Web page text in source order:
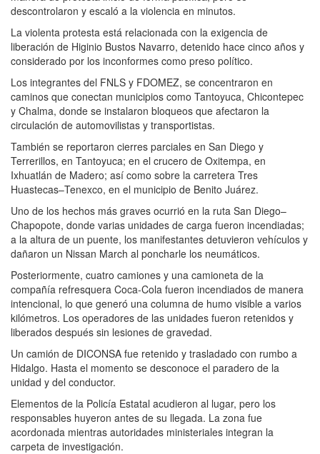
descontrolaron y escaló a la violencia en minutos.
La violenta protesta está relacionada con la exigencia de
liberación de Higinio Bustos Navarro, detenido hace cinco años y
considerado por los inconformes como preso político.
Los integrantes del FNLS y FDOMEZ, se concentraron en
caminos que conectan municipios como Tantoyuca, Chicontepec
y Chalma, donde se instalaron bloqueos que afectaron la
circulación de automovilistas y transportistas.
También se reportaron cierres parciales en San Diego y
Terrerillos, en Tantoyuca; en el crucero de Oxitempa, en
Ixhuatlán de Madero; así como sobre la carretera Tres
Huastecas–Tenexco, en el municipio de Benito Juárez.
Uno de los hechos más graves ocurrió en la ruta San Diego–
Chapopote, donde varias unidades de carga fueron incendiadas;
a la altura de un puente, los manifestantes detuvieron vehículos y
dañaron un Nissan March al poncharle los neumáticos.
Posteriormente, cuatro camiones y una camioneta de la
compañía refresquera Coca-Cola fueron incendiados de manera
intencional, lo que generó una columna de humo visible a varios
kilómetros. Los operadores de las unidades fueron retenidos y
liberados después sin lesiones de gravedad.
Un camión de DICONSA fue retenido y trasladado con rumbo a
Hidalgo. Hasta el momento se desconoce el paradero de la
unidad y del conductor.
Elementos de la Policía Estatal acudieron al lugar, pero los
responsables huyeron antes de su llegada. La zona fue
acordonada mientras autoridades ministeriales integran la
carpeta de investigación.